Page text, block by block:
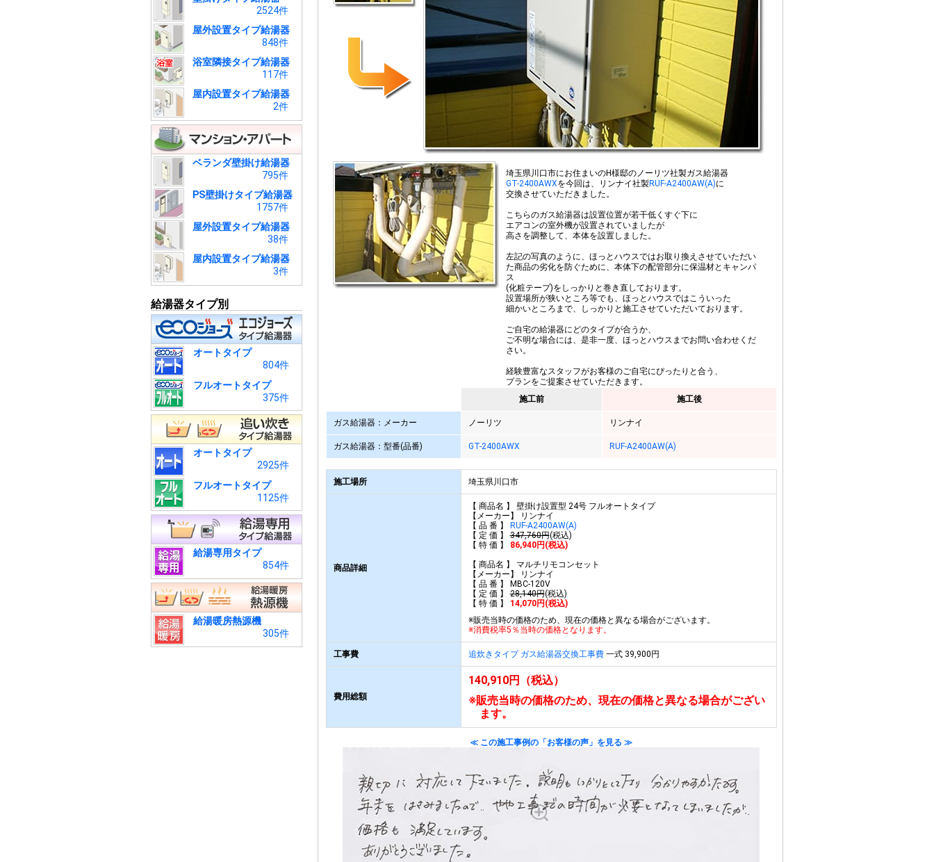
2524件
屋外設置タイプ給湯器
848件
浴室隣接タイプ給湯器
117件
屋内設置タイプ給湯器
2件
ベランダ壁掛け給湯器
795件
PS壁掛けタイプ給湯器
1757件
屋外設置タイプ給湯器
38件
屋内設置タイプ給湯器
3件
給湯器タイプ別
オートタイプ
804件
フルオートタイプ
375件
オートタイプ
2925件
フルオートタイプ
1125件
給湯専用タイプ
854件
給湯暖房熱源機
305件
埼玉県川口市にお住まいのH様邸のノーリツ社製ガス給湯器
GT-2400AWXを今回は、リンナイ社製RUF-A2400AW(A)に
交換させていただきました。
こちらのガス給湯器は設置位置が若干低くすぐ下に
エアコンの室外機が設置されていましたが
高さを調整して、本体を設置しました。
左記の写真のように、ほっとハウスではお取り換えさせていただい
た商品の劣化を防ぐために、本体下の配管部分に保温材とキャンパ
ス
(化粧テープ)をしっかりと巻き直しております。
設置場所が狭いところ等でも、ほっとハウスではこういった
細かいところまで、しっかりと施工させていただいております。
ご自宅の給湯器にどのタイプが合うか、
ご不明な場合には、是非一度、ほっとハウスまでお問い合わせくだ
さい。
経験豊富なスタッフがお客様のご自宅にぴったりと合う、
プランをご提案させていただきます。
施工前
施工後
ガス給湯器：メーカー ノーリツ リンナイ
ガス給湯器：型番(品番) GT-2400AWX RUF-A2400AW(A)
施工場所 埼玉県川口市
商品詳細
【 商品名 】 壁掛け設置型 24号 フルオートタイプ
【メーカー】 リンナイ
【 品 番 】
RUF-A2400AW(A)
【 定 価 】347,760円(税込)
【 特 価 】
86,940円(税込)
【 商品名 】 マルチリモコンセット
【メーカー】 リンナイ
【 品 番 】 MBC-120V
【 定 価 】28,140円(税込)
【 特 価 】
14,070円(税込)
※販売当時の価格のため、現在の価格と異なる場合がございます。
※消費税率5％当時の価格となります。
工事費 追炊きタイプ ガス給湯器交換工事費一式 39,900円
費用総額
140,910円（税込）
※販売当時の価格のため、現在の価格と異なる場合がござい
ます。
≪ この施工事例の「お客様の声」を見る ≫